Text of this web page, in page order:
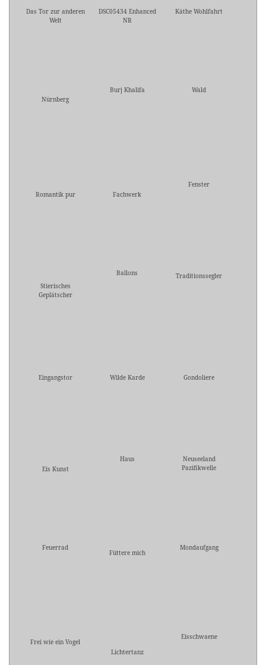
Das Tor zur anderen
Welt
DSC05434 Enhanced
NR
Käthe Wohlfahrt
Nürnberg
Burj Khalifa Wald
Romantik pur Fachwerk
Fenster
Stierisches
Geplätscher
Ballons Traditionssegler
Eingangstor Wilde Karde Gondoliere
Eis Kunst
Haus
Neuseeland
Pazifikwelle
Feuerrad
Füttere mich
Mondaufgang
Frei wie ein Vogel
Lichtertanz
Eisschwaene